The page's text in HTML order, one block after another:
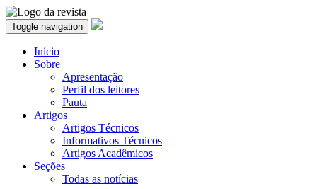
Toggle navigation
Início
Sobre
Apresentação
Perfil dos leitores
Pauta
Artigos
Artigos Técnicos
Informativos Técnicos
Artigos Acadêmicos
Seções
Todas as notícias